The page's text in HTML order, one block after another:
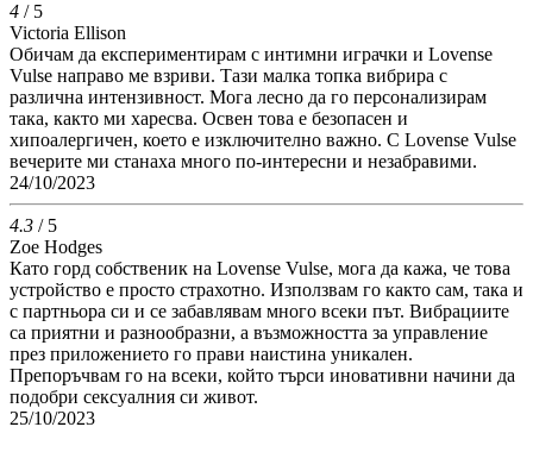
4 / 5
Victoria Ellison
Обичам да експериментирам с интимни играчки и Lovense
Vulse направо ме взриви. Тази малка топка вибрира с
различна интензивност. Мога лесно да го персонализирам
така, както ми харесва. Освен това е безопасен и
хипоалергичен, което е изключително важно. С Lovense Vulse
вечерите ми станаха много по-интересни и незабравими.
24/10/2023
4.3 / 5
Zoe Hodges
Като горд собственик на Lovense Vulse, мога да кажа, че това
устройство е просто страхотно. Използвам го както сам, така и
с партньора си и се забавлявам много всеки път. Вибрациите
са приятни и разнообразни, а възможността за управление
през приложението го прави наистина уникален.
Препоръчвам го на всеки, който търси иновативни начини да
подобри сексуалния си живот.
25/10/2023